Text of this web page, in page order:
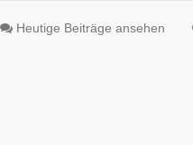
Heutige Beiträge ansehen